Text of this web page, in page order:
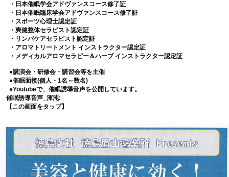
・日本催眠学会アドヴァンスコース修了証
・日本催眠臨床学会アドヴァンスコース修了証
・スポーツ心理士認定証
・爽健整体セラピスト認定証
・リンパケアセラピスト認定証
・アロマトリートメント インストラクター認定証
・メディカルアロマセラピー＆ハーブ インストラクター認定証
●講演会・研修会・講習会等を主催
●催眠面接(個人・1名～数名)
●Youtubeで、催眠誘導音声を公開しています。
催眠誘導音声_渾沌:
【この画面をタップ】